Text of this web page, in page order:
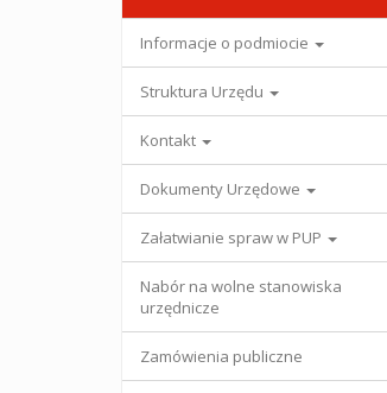
Informacje o podmiocie
Struktura Urzędu
Kontakt
Dokumenty Urzędowe
Załatwianie spraw w PUP
Nabór na wolne stanowiska
urzędnicze
Zamówienia publiczne